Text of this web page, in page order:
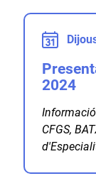
2024
CFGS,